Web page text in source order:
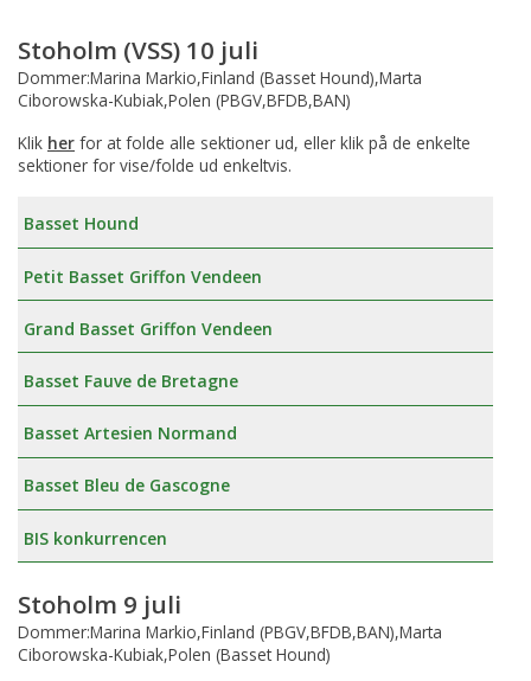
Stoholm (VSS) 10 juli
Dommer:Marina Markio,Finland (Basset Hound),Marta
Ciborowska-Kubiak,Polen (PBGV,BFDB,BAN)
Klik her for at folde alle sektioner ud, eller klik på de enkelte
sektioner for vise/folde ud enkeltvis.
Basset Hound
Petit Basset Griffon Vendeen
Grand Basset Griffon Vendeen
Basset Fauve de Bretagne
Basset Artesien Normand
Basset Bleu de Gascogne
BIS konkurrencen
Stoholm 9 juli
Dommer:Marina Markio,Finland (PBGV,BFDB,BAN),Marta
Ciborowska-Kubiak,Polen (Basset Hound)